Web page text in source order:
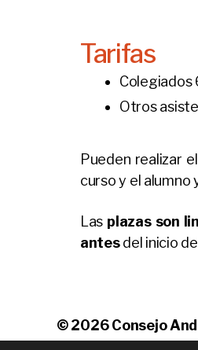
Tarifas
Colegiados
Otros
Pueden realizar
curso y el
Las plazas son
antesdel inicio
© 2026Consejo